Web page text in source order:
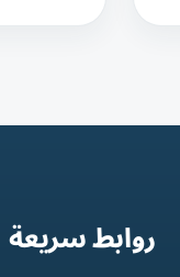
روابط سريعة